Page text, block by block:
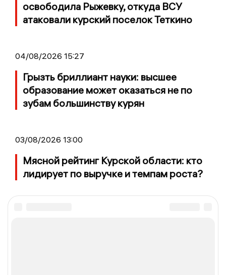
освободила Рыжевку, откуда ВСУ
атаковали курский поселок Теткино
04/08/2026 15:27
Грызть бриллиант науки: высшее
образование может оказаться не по
зубам большинству курян
03/08/2026 13:00
Мясной рейтинг Курской области: кто
лидирует по выручке и темпам роста?